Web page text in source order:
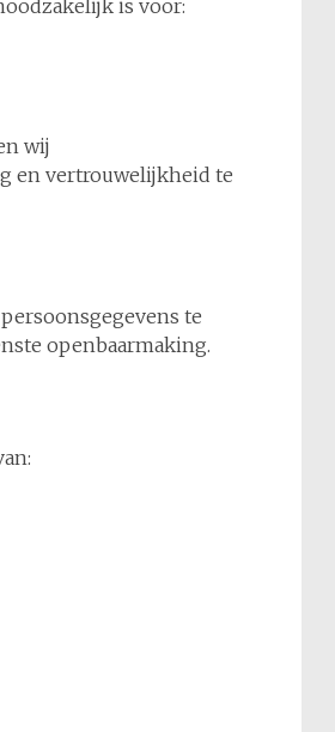
is voor:
wij
en vertrouwelijkheid te
te
openbaarmaking.